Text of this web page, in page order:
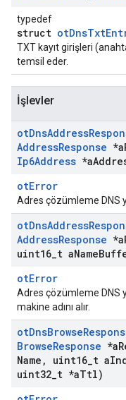
typedef
struct
TXT kayıt girişleri
temsil eder.
İşlevler
otDnsAddress
AddressResponse *a
Ip6Address *a
otError
Adres çözümleme DNS
otDnsAddress
AddressResponse *a
uint16 t aName
otError
Adres çözümleme DNS
makine adını alır.
otDnsBrowse
BrowseResponse *a
Name , uint16 t a
uint32 t *aTtl)